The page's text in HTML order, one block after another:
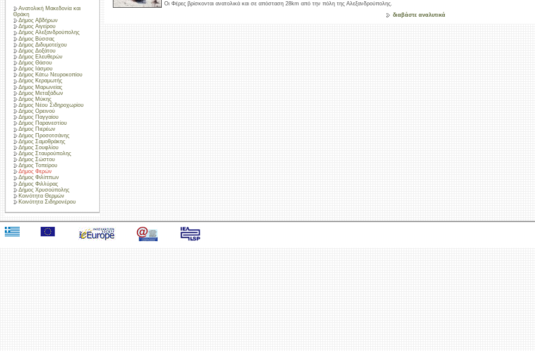
Ανατολική Μακεδονία και
Θράκη
Δήμος Αβδήρων
Δήμος Αιγείρου
Δήμος Αλεξανδρούπολης
Δήμος Βύσσας
Δήμος Διδυμοτείχου
Δήμος Δοξάτου
Δήμος Ελευθερών
Δήμος Θάσου
Δήμος Ιάσμου
Δήμος Κάτω Νευροκοπίου
Δήμος Κεραμωτής
Δήμος Μαρωνείας
Δήμος Μεταξάδων
Δήμος Μύκης
Δήμος Νέου Σιδηροχωρίου
Δήμος Ορεινού
Δήμος Παγγαίου
Δήμος Παρανεστίου
Δήμος Πιερέων
Δήμος Προσοτσάνης
Δήμος Σαμοθράκης
Δήμος Σουφλίου
Δήμος Σταυρούπολης
Δήμος Σώστου
Δήμος Τοπείρου
Δήμος Φερών
Δήμος Φιλίππων
Δήμος Φιλλύρας
Δήμος Χρυσούπολης
Κοινότητα Θερμών
Κοινότητα Σιδηρονέρου
Οι Φέρες βρίσκονται ανατολικά και σε απόσταση 28km από την πόλη της Αλεξανδρούπολης.
διαβάστε αναλυτικά